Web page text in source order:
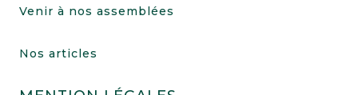
Venir à nos assemblées
Nos articles